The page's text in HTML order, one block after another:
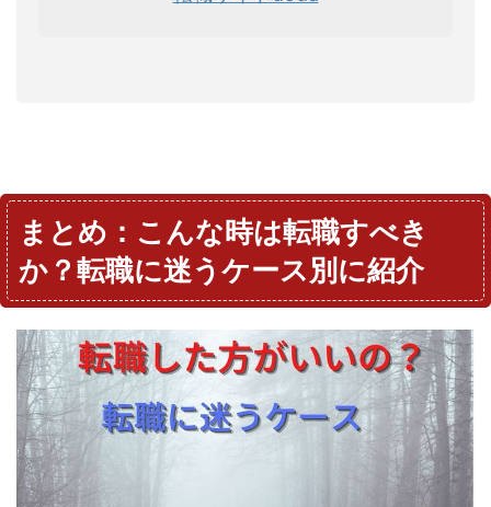
まとめ：こんな時は転職すべき
か？転職に迷うケース別に紹介